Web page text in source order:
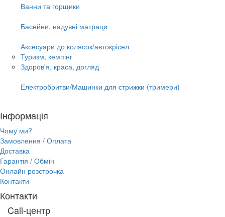
Ванни та горщики
Басейни, надувні матраци
Аксесуари до колясок/автокрісел
Туризм, кемпінг
Здоров'я, краса, догляд
Електробритви/Машинки для стрижки (тримери)
Інформація
Чому ми?
Замовлення / Оплата
Доставка
Гарантія / Обмін
Онлайн розстрочка
Контакти
Контакти
Call-центр